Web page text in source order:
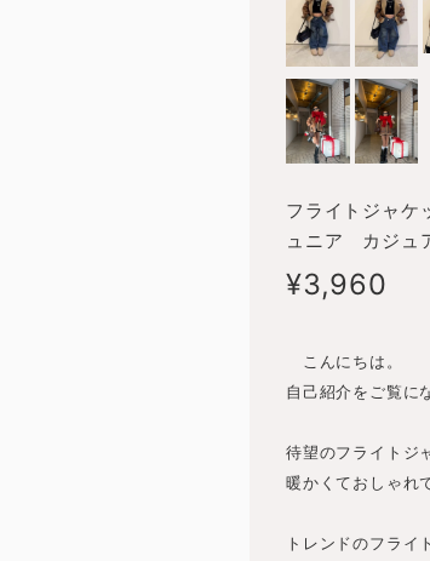
フライトジャ
ュニア カジュ
¥3,960
こんにちは。
自己紹介をご覧に
待望のフライトジ
暖かくておしゃれ
トレンドのフライ